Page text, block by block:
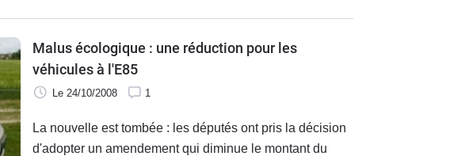
Modus 1.2 16v 75 E85 et du
Malus écologique : une réduction pour les
véhicules à l'E85
Le 24/10/2008 1
La nouvelle est tombée : les députés ont pris la décision
d'adopter un amendement qui diminue le montant du